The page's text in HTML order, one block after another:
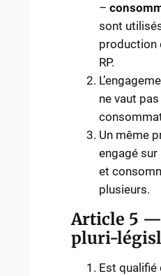
–
sont
production
RP.
ne vaut pas
Un même
engagé
et
plusieurs.
Article 5
pluri-
Est qualifié